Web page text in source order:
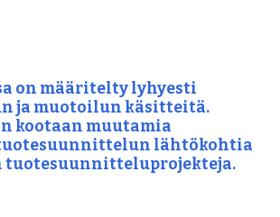
on määritelty lyhyesti
ja muotoilun käsitteitä.
kootaan muutamia
lähtökohtia
tuotesuunnitteluprojekteja.